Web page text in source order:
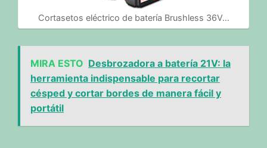
Cortasetos eléctrico de batería Brushless 36V…
MIRA ESTO Desbrozadora a batería 21V: la
herramienta indispensable para recortar
césped y cortar bordes de manera fácil y
portátil